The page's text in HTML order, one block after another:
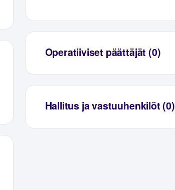
Operatiiviset päättäjät (0)
Hallitus ja vastuuhenkilöt (0)